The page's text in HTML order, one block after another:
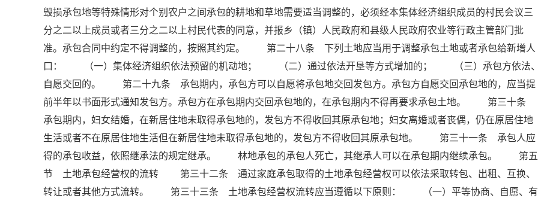
毁损承包地等特殊情形对个别农户之间承包的耕地和草地需要适当调整的，必须经本集体经济组织成员的村民会议三
分之二以上成员或者三分之二以上村民代表的同意，并报乡（镇）人民政府和县级人民政府农业等行政主管部门批
准。承包合同中约定不得调整的，按照其约定。 第二十八条 下列土地应当用于调整承包土地或者承包给新增人
口： （一）集体经济组织依法预留的机动地； （二）通过依法开垦等方式增加的； （三）承包方依法
自愿交回的。 第二十九条 承包期内，承包方可以自愿将承包地交回发包方。承包方自愿交回承包地的，应当提
前半年以书面形式通知发包方。承包方在承包期内交回承包地的，在承包期内不得再要求承包土地。 第三十条
承包期内，妇女结婚，在新居住地未取得承包地的，发包方不得收回其原承包地；妇女离婚或者丧偶，仍在原居住地
生活或者不在原居住地生活但在新居住地未取得承包地的，发包方不得收回其原承包地。 第三十一条 承包人应
得的承包收益，依照继承法的规定继承。 林地承包的承包人死亡，其继承人可以在承包期内继续承包。 第五
节 土地承包经营权的流转 第三十二条 通过家庭承包取得的土地承包经营权可以依法采取转包、出租、互换、
转让或者其他方式流转。 第三十三条 土地承包经营权流转应当遵循以下原则： （一）平等协商、自愿、有